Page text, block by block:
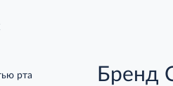
рта Бренд